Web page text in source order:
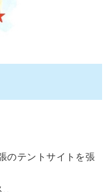
のテントサイトを張